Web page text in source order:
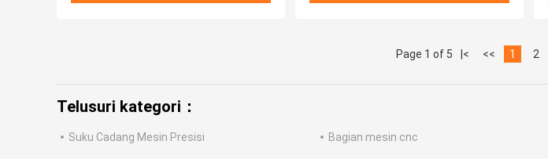
Page 1 of 5 |< << 1 2
Telusuri kategori：
Suku Cadang Mesin Presisi Bagian mesin cnc